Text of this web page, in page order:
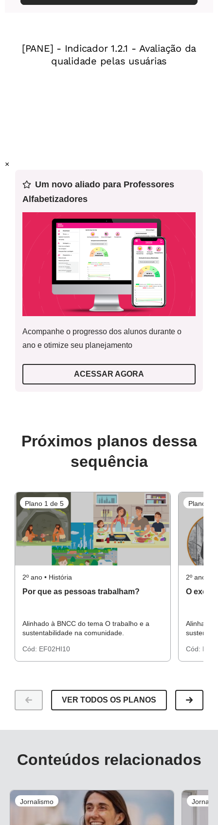
docente/importancia-texto-articulacao-areas-
2º ano do Ensino Fundamental
formas de trabalho existentes na comunidade em que
vive, seus significados, suas especificidades e
importância.
Palavras-Chave:Comunidade; Trabalho; Impacto.
×
Um novo aliado para Professores
Alfabetizadores
Acompanhe o progresso dos alunos durante o
ano e otimize seu planejamento
ACESSAR AGORA
Próximos planos dessa
sequência
Plano 1 de 5
2º ano • História
Por que as pessoas trabalham?
Alinhado à BNCC do tema O trabalho e a
sustentabilidade na comunidade.
Cód: EF02HI10
Plano 2
2º ano •
O
Alinhado
Cód:
VER TODOS OS PLANOS
Conteúdos relacionados
Jornalismo